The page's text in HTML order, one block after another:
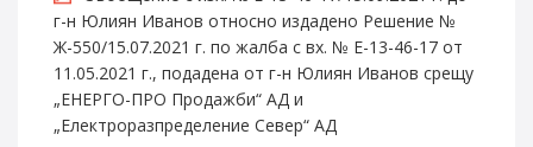
г-н Юлиян Иванов относно издадено Решение №
Ж-550/15.07.2021 г. по жалба с вх. № E-13-46-17 от
11.05.2021 г., подадена от г-н Юлиян Иванов срещу
„ЕНЕРГО-ПРО Продажби“ АД и
„Електроразпределение Север“ АД